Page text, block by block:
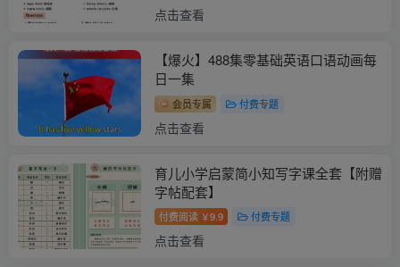
点击查看
【爆火】488集零基础英语口语动画每
日一集
会员专属 付费专题
点击查看
育儿小学启蒙简小知写字课全套【附赠
字帖配套】
付费阅读 ￥9.9 付费专题
点击查看